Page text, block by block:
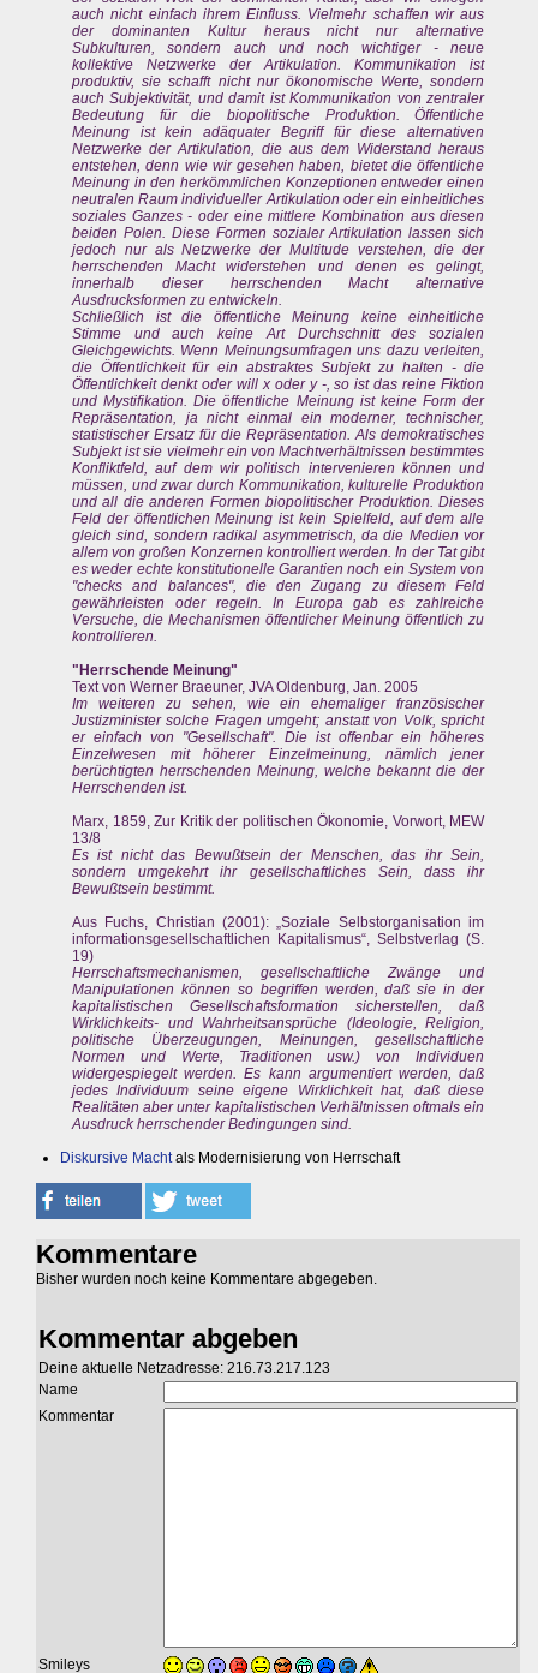
auch nicht einfach ihrem Einfluss. Vielmehr schaffen wir aus
der dominanten Kultur heraus nicht nur alternative
Subkulturen, sondern auch und noch wichtiger - neue
kollektive Netzwerke der Artikulation. Kommunikation ist
produktiv, sie schafft nicht nur ökonomische Werte, sondern
auch Subjektivität, und damit ist Kommunikation von zentraler
Bedeutung für die biopolitische Produktion. Öffentliche
Meinung ist kein adäquater Begriff für diese alternativen
Netzwerke der Artikulation, die aus dem Widerstand heraus
entstehen, denn wie wir gesehen haben, bietet die öffentliche
Meinung in den herkömmlichen Konzeptionen entweder einen
neutralen Raum individueller Artikulation oder ein einheitliches
soziales Ganzes - oder eine mittlere Kombination aus diesen
beiden Polen. Diese Formen sozialer Artikulation lassen sich
jedoch nur als Netzwerke der Multitude verstehen, die der
herrschenden Macht widerstehen und denen es gelingt,
innerhalb dieser herrschenden Macht alternative
Ausdrucksformen zu entwickeln.
Schließlich ist die öffentliche Meinung keine einheitliche
Stimme und auch keine Art Durchschnitt des sozialen
Gleichgewichts. Wenn Meinungsumfragen uns dazu verleiten,
die Öffentlichkeit für ein abstraktes Subjekt zu halten - die
Öffentlichkeit denkt oder will x oder y -, so ist das reine Fiktion
und Mystifikation. Die öffentliche Meinung ist keine Form der
Repräsentation, ja nicht einmal ein moderner, technischer,
statistischer Ersatz für die Repräsentation. Als demokratisches
Subjekt ist sie vielmehr ein von Machtverhältnissen bestimmtes
Konfliktfeld, auf dem wir politisch intervenieren können und
müssen, und zwar durch Kommunikation, kulturelle Produktion
und all die anderen Formen biopolitischer Produktion. Dieses
Feld der öffentlichen Meinung ist kein Spielfeld, auf dem alle
gleich sind, sondern radikal asymmetrisch, da die Medien vor
allem von großen Konzernen kontrolliert werden. In der Tat gibt
es weder echte konstitutionelle Garantien noch ein System von
"checks and balances", die den Zugang zu diesem Feld
gewährleisten oder regeln. In Europa gab es zahlreiche
Versuche, die Mechanismen öffentlicher Meinung öffentlich zu
kontrollieren.
"Herrschende Meinung"
Text von Werner Braeuner, JVA Oldenburg, Jan. 2005
Im weiteren zu sehen, wie ein ehemaliger französischer
Justizminister solche Fragen umgeht; anstatt von Volk, spricht
er einfach von "Gesellschaft". Die ist offenbar ein höheres
Einzelwesen mit höherer Einzelmeinung, nämlich jener
berüchtigten herrschenden Meinung, welche bekannt die der
Herrschenden ist.
Marx, 1859, Zur Kritik der politischen Ökonomie, Vorwort, MEW
13/8
Es ist nicht das Bewußtsein der Menschen, das ihr Sein,
sondern umgekehrt ihr gesellschaftliches Sein, dass ihr
Bewußtsein bestimmt.
Aus Fuchs, Christian (2001): „Soziale Selbstorganisation im
informationsgesellschaftlichen Kapitalismus“, Selbstverlag (S.
19)
Herrschaftsmechanismen, gesellschaftliche Zwänge und
Manipulationen können so begriffen werden, daß sie in der
kapitalistischen Gesellschaftsformation sicherstellen, daß
Wirklichkeits- und Wahrheitsansprüche (Ideologie, Religion,
politische Überzeugungen, Meinungen, gesellschaftliche
Normen und Werte, Traditionen usw.) von Individuen
widergespiegelt werden. Es kann argumentiert werden, daß
jedes Individuum seine eigene Wirklichkeit hat, daß diese
Realitäten aber unter kapitalistischen Verhältnissen oftmals ein
Ausdruck herrschender Bedingungen sind.
Diskursive Machtals Modernisierung von Herrschaft
Kommentare
Bisher wurden noch keine Kommentare abgegeben.
Kommentar abgeben
Deine aktuelle Netzadresse: 216.73.217.123
Name
Kommentar
Smileys